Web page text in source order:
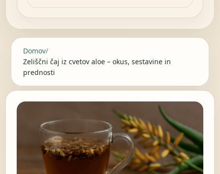
Domov/
Zeliščni čaj iz cvetov aloe – okus, sestavine in
prednosti